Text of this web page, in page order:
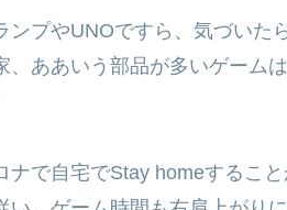
ンプやUNOですら、気づいた
、ああいう部品が多いゲーム
ナで自宅でStay homeするこ